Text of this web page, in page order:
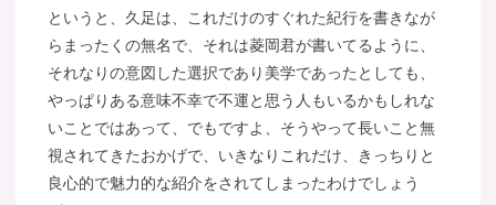
というと、久足は、これだけのすぐれた紀行を書きなが
らまったくの無名で、それは菱岡君が書いてるように、
それなりの意図した選択であり美学であったとしても、
やっぱりある意味不幸で不運と思う人もいるかもしれな
いことではあって、でもですよ、そうやって長いこと無
視されてきたおかげで、いきなりこれだけ、きっちりと
良心的で魅力的な紹介をされてしまったわけでしょう